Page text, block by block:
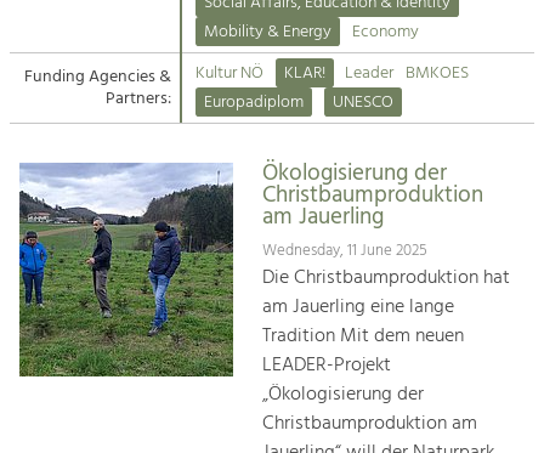
Suche
Impressum
Kontakt
Tourism
Offer Development and Positioning
Art & Culture
Crafts, Science and Research.
Social Affairs, Education
& Identity
Equality, Youth and Integration.
Climate Change, Public Transport and
Mobility & Energy
Economy
Funding Agencies &
Partners:
Kultur NÖ KLAR! Leader BMKOES
Europadiplom
UNESCO
Ökologisierung der
Christbaumproduktion
am Jauerling
Wednesday, 11 June 2025
Die Christbaumproduktion hat
am Jauerling eine lange
Tradition Mit dem neuen
LEADER-Projekt
„Ökologisierung der
Christbaumproduktion am